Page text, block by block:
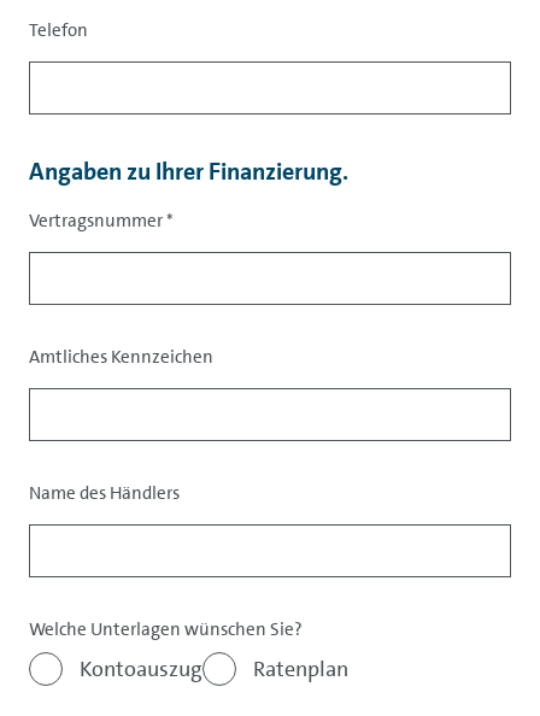
Telefon
Daten
Angaben zu Ihrer Finanzierung.
Vertragsnummer*
Amtliches Kennzeichen
Name des Händlers
Welche Unterlagen wünschen Sie?
Kontoauszug Ratenplan